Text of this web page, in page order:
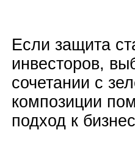
Если защита
инвесторов,
сочетании с
композиции
подход к